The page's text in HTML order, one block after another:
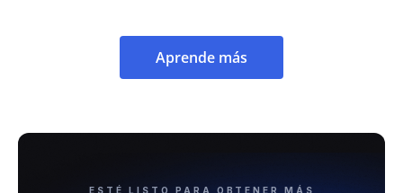
Aprende más
ESTÉ LISTO PARA OBTENER MÁS